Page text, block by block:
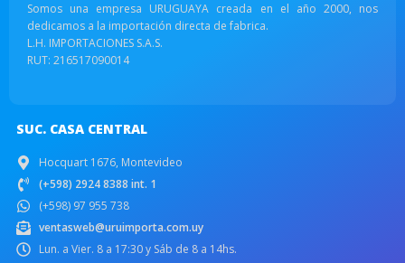
Somos una empresa URUGUAYA creada en el año 2000, nos
dedicamos a la importación directa de fabrica.
L.H. IMPORTACIONES S.A.S.
RUT: 216517090014
SUC. CASA CENTRAL
Hocquart 1676, Montevideo
(+598) 2924 8388 int. 1
(+598) 97 955 738
ventasweb@uruimporta.com.uy
Lun. a Vier. 8 a 17:30 y Sáb de 8 a 14hs.